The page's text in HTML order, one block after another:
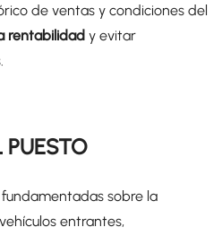
de ventas y condiciones del
rentabilidad y evitar
PUESTO
sobre la
entrantes,